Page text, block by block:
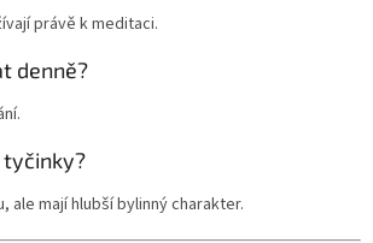
právě k meditaci.
denně?
tyčinky?
ale mají hlubší bylinný charakter.